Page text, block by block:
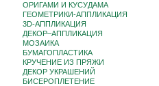
ОРИГАМИ И КУСУДАМА
ГЕОМЕТРИКИ-АППЛИКАЦИЯ
3D-АППЛИКАЦИЯ
ДЕКОР–АППЛИКАЦИЯ
МОЗАИКА
БУМАГОПЛАСТИКА
КРУЧЕНИЕ ИЗ ПРЯЖИ
ДЕКОР УКРАШЕНИЙ
БИCЕРОПЛЕТЕНИЕ